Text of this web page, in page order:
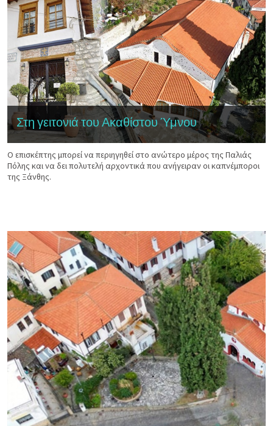
Στη γειτονιά του Ακαθίστου Ύμνου
Ο επισκέπτης μπορεί να περιηγηθεί στο ανώτερο μέρος της Παλιάς
Πόλης και να δει πολυτελή αρχοντικά που ανήγειραν οι καπνέμποροι
της Ξάνθης.